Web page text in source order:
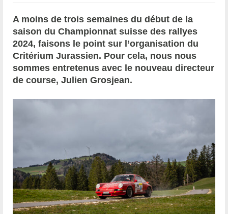
A moins de trois semaines du début de la
saison du Championnat suisse des rallyes
2024, faisons le point sur l’organisation du
Critérium Jurassien. Pour cela, nous nous
sommes entretenus avec le nouveau directeur
de course, Julien Grosjean.